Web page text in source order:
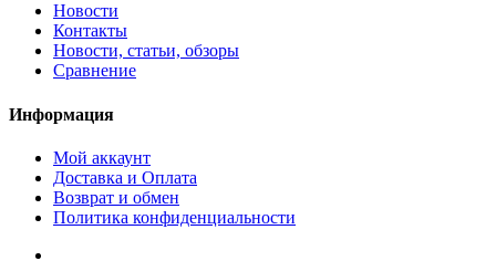
Новости
Контакты
Новости, статьи, обзоры
Сравнение
Информация
Мой аккаунт
Доставка и Оплата
Возврат и обмен
Политика конфиденциальности